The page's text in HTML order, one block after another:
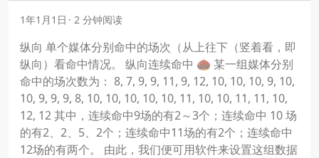
1年1月1日 2 分钟阅读
纵向 单个媒体分别命中的场次（从上往下（竖着看，即
纵向）看命中情况。 纵向连续命中 🌰 某一组媒体分别
命中的场次数为： 8, 7, 9, 9, 11, 9, 12, 10, 10, 10, 9, 10,
10, 9, 9, 9, 8, 10, 10, 10, 10, 10, 11, 10, 10, 11, 11, 10,
12, 12 其中，连续命中9场的有2～3个；连续命中 10 场
的有2、2、5、2个；连续命中11场的有2个；连续命中
12场的有两个。 由此，我们便可用软件来设置这组数据